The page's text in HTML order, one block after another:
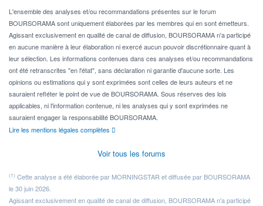
Pour l' ...
L'ensemble des analyses et/ou recommandations présentes sur le forum
BOURSORAMA sont uniquement élaborées par les membres qui en sont émetteurs.
Agissant exclusivement en qualité de canal de diffusion, BOURSORAMA n'a participé
en aucune manière à leur élaboration ni exercé aucun pouvoir discrétionnaire quant à
leur sélection. Les informations contenues dans ces analyses et/ou recommandations
ont été retranscrites "en l'état", sans déclaration ni garantie d'aucune sorte. Les
opinions ou estimations qui y sont exprimées sont celles de leurs auteurs et ne
sauraient refléter le point de vue de BOURSORAMA. Sous réserves des lois
applicables, ni l'information contenue, ni les analyses qui y sont exprimées ne
sauraient engager la responsabilité BOURSORAMA.
Lire les mentions légales complètes
Voir tous les forums
(1) Cette analyse a été élaborée par MORNINGSTAR et diffusée par BOURSORAMA
le 30 juin 2026.
Agissant exclusivement en qualité de canal de diffusion, BOURSORAMA n'a participé